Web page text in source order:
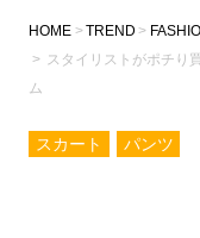
HOME TREND
スタイリストがポチり
ム
スカート パンツ